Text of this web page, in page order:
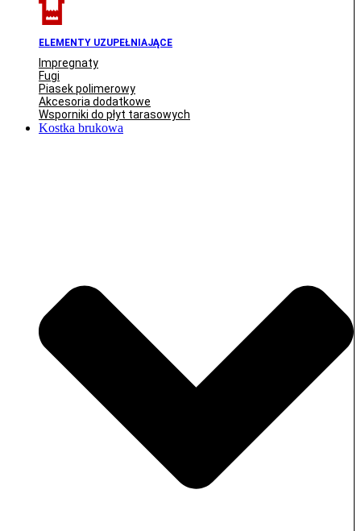
ELEMENTY UZUPEŁNIAJĄCE
Impregnaty
Fugi
Piasek polimerowy
Akcesoria dodatkowe
Wsporniki do płyt tarasowych
Kostka brukowa